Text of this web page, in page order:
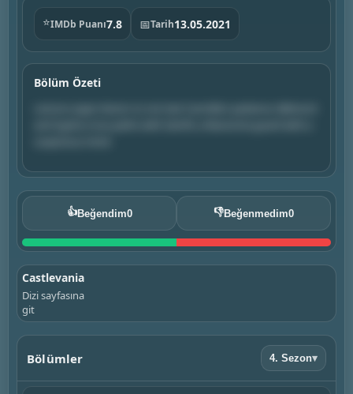
⭐IMDb Puanı7.8 📅Tarih13.05.2021
Bölüm Özeti
👍Beğendim0 👎Beğenmedim0
Castlevania
Dizi sayfasına
git
Bölümler 4. Sezon▾